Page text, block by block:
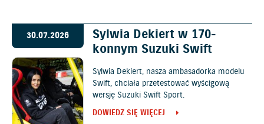
30.07.2026
Sylwia Dekiert w 170-
konnym Suzuki Swift
Sylwia Dekiert, nasza ambasadorka modelu
Swift, chciała przetestować wyścigową
wersję Suzuki Swift Sport.
DOWIEDZ SIĘ WIĘCEJ